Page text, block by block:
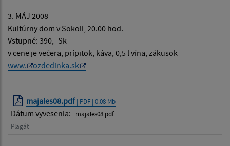
3. MÁJ 2008
Kultúrny dom v Sokoli, 20.00 hod.
Vstupné: 390,- Sk
v cene je večera, prípitok, káva, 0,5 l vína, zákusok
www.
ozdedinka.sk
majales08.pdf | PDF | 0.08 Mb
Dátum vyvesenia:
..majales08.pdf
Plagát